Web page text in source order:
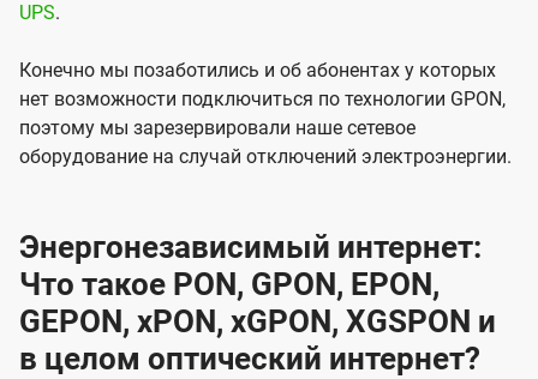
UPS.
Конечно мы позаботились и об абонентах у которых
нет возможности подключиться по технологии GPON,
поэтому мы зарезервировали наше сетевое
оборудование на случай отключений электроэнергии.
Энергонезависимый интернет:
Что такое PON, GPON, EPON,
GEPON, xPON, xGPON, XGSPON и
в целом оптический интернет?